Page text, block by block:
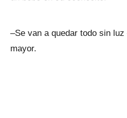
–Se van a quedar todo sin
mayor.